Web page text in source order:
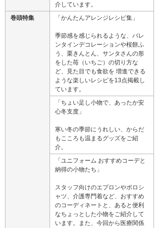
介しています。
巻頭特集
「かんたんアレンジレシピ集」
季節感を感じられるような、バレ
ンタインデコレーションや桜餅ふ
う、栗きんとん、サンタさんの形
をした苺（いちご）の切り方な
ど、見た目でも食欲を 増進できる
ような楽しいレシピを13点掲載し
ています。
「ちょい足し小物で、あったか安
心冬支度」
寒い冬の季節にうれしい、からだ
もこころも温まるグッズをご紹
介。
「ユニフォーム おすすめコーデと
納得の小物たち」
スタッフ向けのエプロンやポロシ
ャツ、介護専門着など、おすすめ
のコーディネートと、あると便利
なちょっとした小物をご紹介して
います。また、今回から医療関係